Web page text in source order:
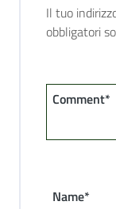
Il tuo
obbligatori
Comment*
Name*